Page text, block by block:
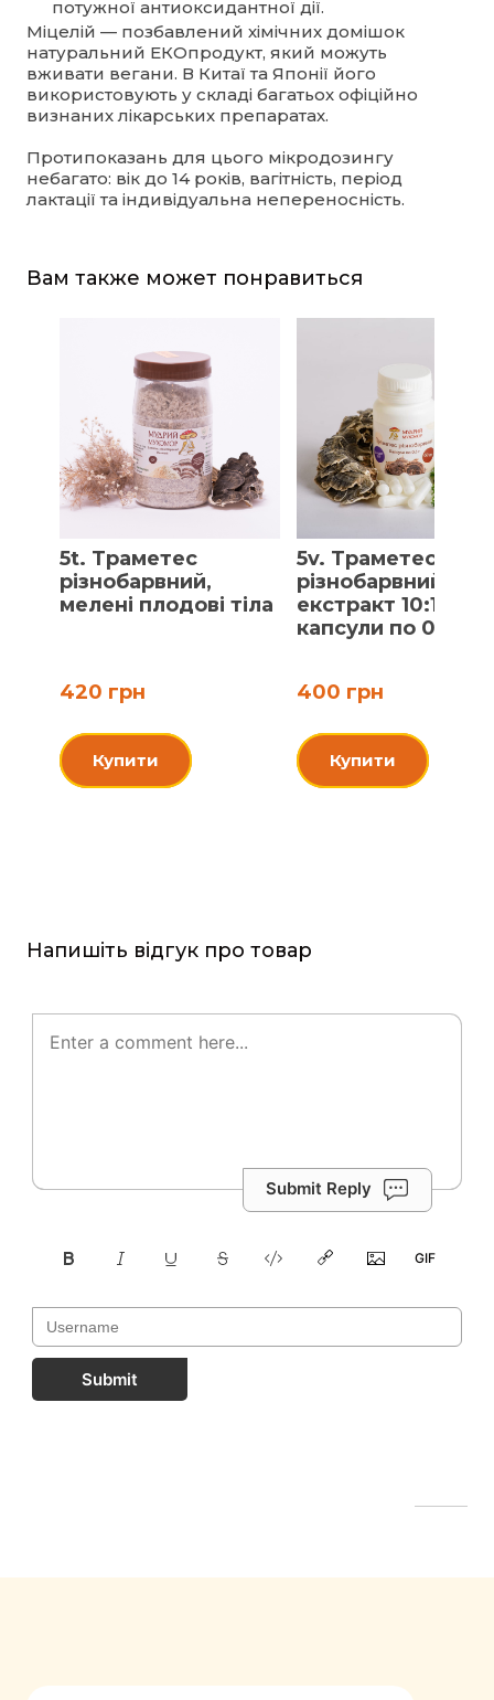
потужної антиоксидантної дії.
Міцелій — позбавлений хімічних домішок
натуральний ЕКОпродукт, який можуть
вживати вегани. В Китаї та Японії його
використовують у складі багатьох офіційно
визнаних лікарських препаратах.
Протипоказань для цього мікродозингу
небагато: вік до 14 років, вагітність, період
лактації та індивідуальна непереносність.
Вам также может понравиться
5t. Траметес
різнобарвний,
мелені плодові тіла
420 грн
Купити
5v. Траметес
різнобарвний,
екстракт 10:1,
капсули по 0.5 г
400 грн
Купити
Напишіть відгук про товар
Submit Reply
Submit